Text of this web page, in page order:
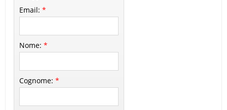
Email:*
Nome:*
Cognome:*